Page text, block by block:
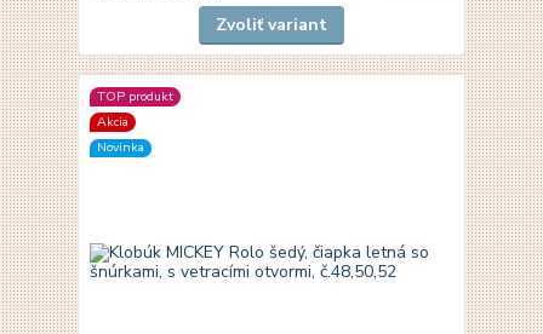
Zvoliť variant
TOP produkt
Akcia
Novinka